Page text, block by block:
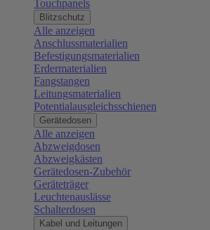
Touchpanels
Blitzschutz
Alle anzeigen
Anschlussmaterialien
Befestigungsmaterialien
Erdermaterialien
Fangstangen
Leitungsmaterialien
Potentialausgleichsschienen
Gerätedosen
Alle anzeigen
Abzweigdosen
Abzweigkästen
Gerätedosen-Zubehör
Geräteträger
Leuchtenauslässe
Schalterdosen
Kabel und Leitungen